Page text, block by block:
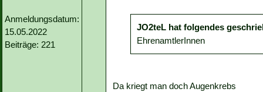
Anmeldungsdatum:
15.05.2022
Beiträge: 221
JO2teL hat folgendes
EhrenamtlerInnen
Da kriegt man doch Augenkrebs